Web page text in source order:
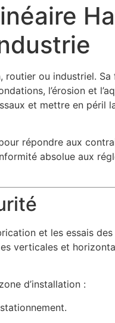
routier ou industriel.
l’érosion et
et mettre en péril
répondre aux
absolue aux
et les essais
verticales et
d’installation :